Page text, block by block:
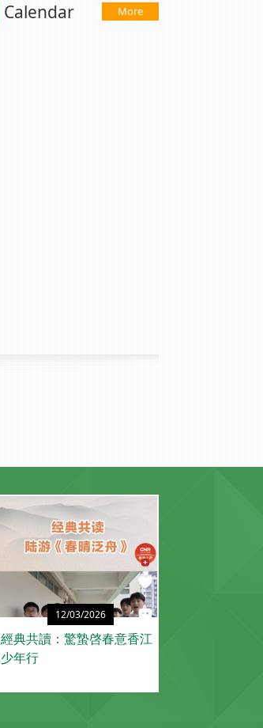
Calendar More
12/03/2026
經典共讀：驚蟄啓春意香江
少年行